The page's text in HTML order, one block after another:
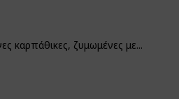
καρπάθικες, ζυμωμένες με...